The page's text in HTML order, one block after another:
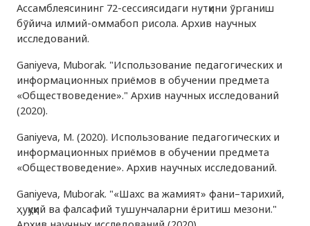
Ассамблеясининг 72-сессиясидаги нутқини ўрганиш
бўйича илмий-оммабоп рисола. Архив научных
исследований.
Ganiyeva, Muborak. "Использование педагогических и
информационных приёмов в обучении предмета
«Обществоведение»." Архив научных исследований
(2020).
Ganiyeva, M. (2020). Использование педагогических и
информационных приёмов в обучении предмета
«Обществоведение». Архив научных исследований.
Ganiyeva, Muborak. "«Шахс ва жамият» фани–тарихий,
ҳуқуқий ва фалсафий тушунчаларни ёритиш мезони."